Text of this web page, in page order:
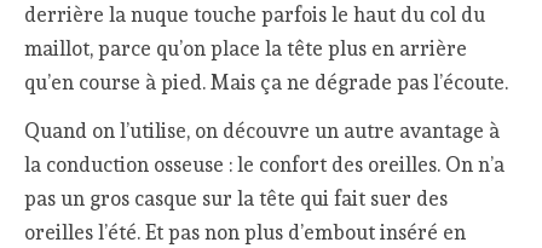
derrière la nuque touche parfois le haut du col du
maillot, parce qu’on place la tête plus en arrière
qu’en course à pied. Mais ça ne dégrade pas l’écoute.
Quand on l’utilise, on découvre un autre avantage à
la conduction osseuse : le confort des oreilles. On n’a
pas un gros casque sur la tête qui fait suer des
oreilles l’été. Et pas non plus d’embout inséré en